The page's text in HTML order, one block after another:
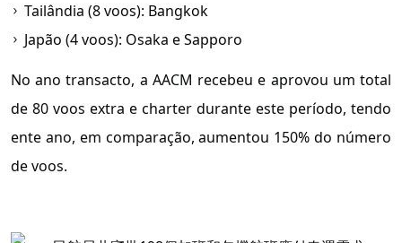
Tailândia (8 voos): Bangkok
Japão (4 voos): Osaka e Sapporo
No ano transacto, a AACM recebeu e aprovou um total
de 80 voos extra e charter durante este período, tendo
ente ano, em comparação, aumentou 150% do número
de voos.